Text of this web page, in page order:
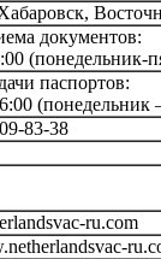
документов:
(понедельник-
паспортов:
(понедельник
83-38
ru.com